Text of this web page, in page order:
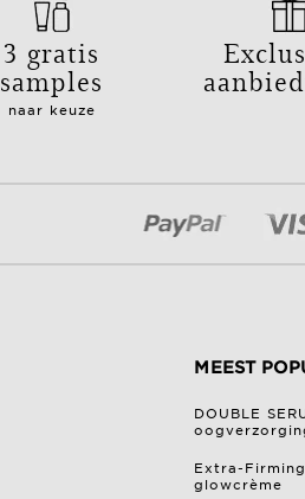
3 gratis
samples
naar keuze
MEEST
DOUBLE
Extra-
glowcrème